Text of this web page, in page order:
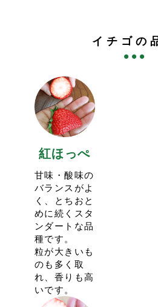
ておりますが、時間帯や実
がある可能性ございます。
の少ない時期もあります。
極端に少ない品種がある場
割引プランを用意する対応
い。
一先ずは３品種プランで始
現状１月中旬前後はべにた
りそうです。
今シーズンもたくさんのご
2023.12.27
<イチゴ狩りの予約に関して>
今シーズンのイチゴ狩りは
今年から”一週間前の
す。
今シーズンはキャンセル待
ご注意ください。
その代わり、実り状況を見
催行日の2日前のAM9:00頃
また、イチゴの販売もお休
年末営業は12/25(水).12/
とさせて頂きます。
今年は31日まで営業します
となります。
26(木).29(日)は営業しませ
イチゴ狩りも始める予定で
2024.12.9
<2024-25シーズンのイチ
たします>
今年もイチゴのシーズンが
今シーズンから新たに栽培
より多くのお客様をご案内
す。
また、今シーズンからあま
ます。
代わりにイチゴ狩りには県
イチゴの
紅ほっぺ
甘味・酸味の
バランスがよ
く、とちおと
めに続くスタ
ンダートな品
種です。
粒が大きいも
のも多く取
れ、香りも高
いです。